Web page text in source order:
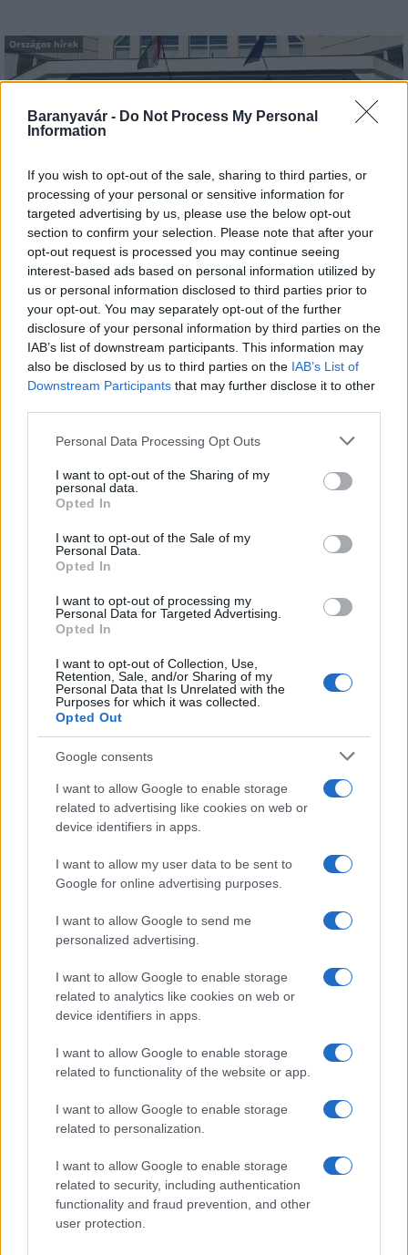
Baranyavár - Do Not Process My Personal
Information
If you wish to opt-out of the sale, sharing to third parties, or
processing of your personal or sensitive information for
targeted advertising by us, please use the below opt-out
section to confirm your selection. Please note that after your
opt-out request is processed you may continue seeing
interest-based ads based on personal information utilized by
us or personal information disclosed to third parties prior to
your opt-out. You may separately opt-out of the further
disclosure of your personal information by third parties on the
IAB’s list of downstream participants. This information may
also be disclosed by us to third parties on the IAB’s List of
Downstream Participants that may further disclose it to other
Please note that this website/app uses one or more Google
not limited to your visit or usage behaviour. You may click to
grant or deny consent to Google and its third-party tags to
use your data for below specified purposes in below Google
consent section.
Personal Data Processing Opt Outs
I want to opt-out of the Sharing of my
personal data.
Opted In
I want to opt-out of the Sale of my
Personal Data.
Opted In
I want to opt-out of processing my
Personal Data for Targeted Advertising.
Opted In
I want to opt-out of Collection, Use,
Retention, Sale, and/or Sharing of my
Personal Data that Is Unrelated with the
Purposes for which it was collected.
Opted Out
Google consents
I want to allow Google to enable storage
related to advertising like cookies on web or
device identifiers in apps.
I want to allow my user data to be sent to
Google for online advertising purposes.
I want to allow Google to send me
personalized advertising.
I want to allow Google to enable storage
related to analytics like cookies on web or
device identifiers in apps.
I want to allow Google to enable storage
related to functionality of the website or app.
I want to allow Google to enable storage
related to personalization.
I want to allow Google to enable storage
related to security, including authentication
functionality and fraud prevention, and other
user protection.
Országos hírek
Kecskeméten is szakirányú továbbképzésekkel erősít a
Gál Ferenc Egyetem
Országos hírek
A lakosságra is fontos szerep hárul a
szúnyoginvázió elkerülésében
Itt az ÉVOSZ megoldása a hőhullámok és
Miért éri meg Afrikában utat építeni?
Minden, amit a GED Afrika projektről
Kultúra
Kihívások labirintusában
Országos hírek
Túlfogyasztás napja - július 30-ra
felhasználta az emberiség a Föld egész
HÍRLEVÉL
Feliratkozom a hírlevélre és elfogadom az
adatvédelmi
szabályzatot!